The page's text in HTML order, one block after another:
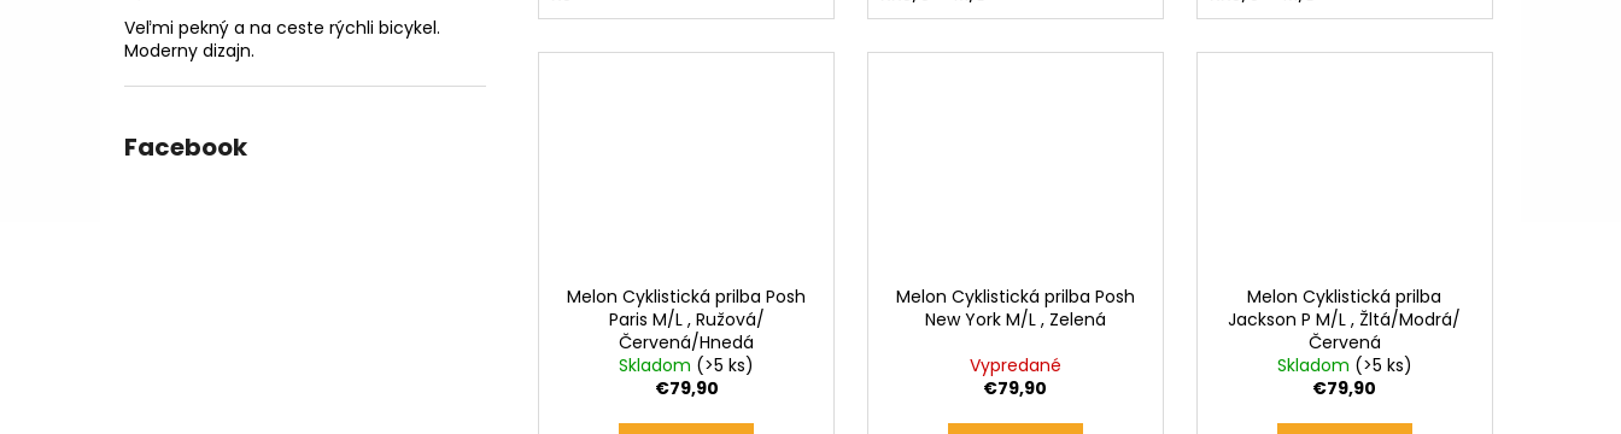
Veľmi pekný a na ceste rýchli bicykel.
Moderny dizajn.
Facebook
Melon Cyklistická prilba Posh
Paris M/L , Ružová/
Červená/Hnedá
Skladom (>5 ks)
€79,90
Melon Cyklistická prilba Posh
New York M/L , Zelená
Vypredané
€79,90
Melon Cyklistická prilba
Jackson P M/L , Žltá/Modrá/
Červená
Skladom (>5 ks)
€79,90